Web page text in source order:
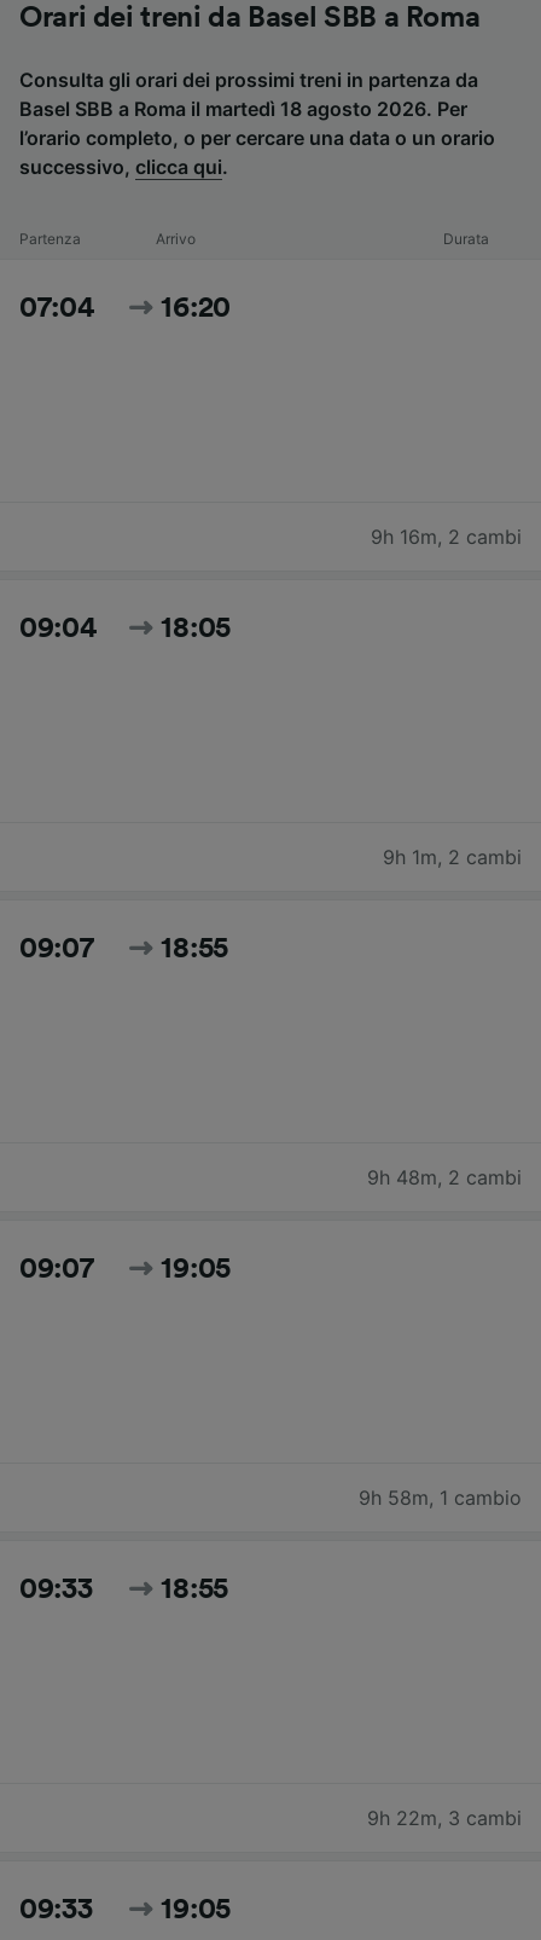
Orari dei treni da Basel SBB a Roma
Consulta gli orari dei prossimi treni in partenza da
Basel SBB a Roma il martedì 18 agosto 2026. Per
l’orario completo, o per cercare una data o un orario
successivo, clicca qui.
Partenza Arrivo Durata
07:04 16:20
9h 16m, 2 cambi
09:04 18:05
9h 1m, 2 cambi
09:07 18:55
9h 48m, 2 cambi
09:07 19:05
9h 58m, 1 cambio
09:33 18:55
9h 22m, 3 cambi
09:33 19:05